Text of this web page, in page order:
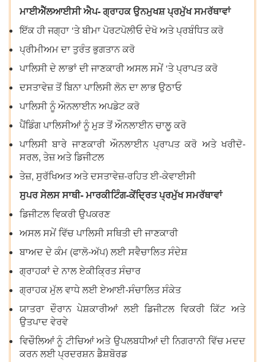
ਮਾਈਐੱਲਆਈਸੀ ਐਪ- ਗ੍ਰਾਹਕ ਉਨਮੁਖਸ਼ ਪ੍ਰਮੁੱਖ ਸਮਰੱਥਾਵਾਂ
ਇੱਕ ਹੀ ਜਗ੍ਹਾ ‘ਤੇ ਬੀਮਾ ਪੋਰਟਪੋਲੀਓ ਦੇਖੋ ਅਤੇ ਪ੍ਰਬੰਧਿਤ ਕਰੋ
ਪ੍ਰੀਮੀਅਮ ਦਾ ਤੁਰੰਤ ਭੁਗਤਾਨ ਕਰੋ
ਪਾਲਿਸੀ ਦੇ ਲਾਭਾਂ ਦੀ ਜਾਣਕਾਰੀ ਅਸਲ ਸਮੇਂ ‘ਤੇ ਪ੍ਰਾਪਤ ਕਰੋ
ਦਸਤਾਵੇਜ਼ ਤੋਂ ਬਿਨਾ ਪਾਲਿਸੀ ਲੋਨ ਦਾ ਲਾਭ ਉਠਾਓ
ਪਾਲਿਸੀ ਨੂੰ ਔਨਲਾਈਨ ਅਪਡੇਟ ਕਰੋ
ਪੈਂਡਿੰਗ ਪਾਲਿਸੀਆਂ ਨੂੰ ਮੁੜ ਤੋਂ ਔਨਲਾਈਨ ਚਾਲੂ ਕਰੋ
ਪਾਲਿਸੀ ਬਾਰੇ ਜਾਣਕਾਰੀ ਔਨਲਾਈਨ ਪ੍ਰਾਪਤ ਕਰੋ ਅਤੇ ਖਰੀਦੋ-
ਸਰਲ, ਤੇਜ਼ ਅਤੇ ਡਿਜੀਟਲ
ਤੇਜ਼, ਸੁਰੱਖਿਅਤ ਅਤੇ ਦਸਤਾਵੇਜ਼-ਰਹਿਤ ਈ-ਕੇਵਾਈਸੀ
ਸੁਪਰ ਸੇਲਸ ਸਾਥੀ- ਮਾਰਕੀਟਿੰਗ-ਕੇਂਦ੍ਰਿਤ ਪ੍ਰਮੁੱਖ ਸਮਰੱਥਾਵਾਂ
ਡਿਜੀਟਲ ਵਿਕਰੀ ਉਪਕਰਣ
ਅਸਲ ਸਮੇਂ ਵਿੱਚ ਪਾਲਿਸੀ ਸਥਿਤੀ ਦੀ ਜਾਣਕਾਰੀ
ਬਾਅਦ ਦੇ ਕੰਮ (ਫਾਲੋ-ਅੱਪ) ਲਈ ਸਵੈਚਾਲਿਤ ਸੰਦੇਸ਼
ਗ੍ਰਾਹਕਾਂ ਦੇ ਨਾਲ ਏਕੀਕ੍ਰਿਤ ਸੰਚਾਰ
ਗ੍ਰਾਹਕ ਮੁੱਲ ਵਾਧੇ ਲਈ ਏਆਈ-ਸੰਚਾਲਿਤ ਸੰਕੇਤ
ਯਾਤਰਾ ਦੌਰਾਨ ਪੇਸ਼ਕਾਰੀਆਂ ਲਈ ਡਿਜੀਟਲ ਵਿਕਰੀ ਕਿੱਟ ਅਤੇ
ਉਤਪਾਦ ਵੇਰਵੇ
ਵਿਚੌਲਿਆਂ ਨੂੰ ਟੀਚਿਆਂ ਅਤੇ ਉਪਲਬਧੀਆਂ ਦੀ ਨਿਗਰਾਨੀ ਵਿੱਚ ਮਦਦ
ਕਰਨ ਲਈ ਪ੍ਰਦਰਸ਼ਨ ਡੈਸ਼ਬੋਰਡ